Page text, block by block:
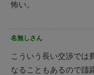
怖い。
名無しさん
こういう長い交渉では
なることもあるので躊